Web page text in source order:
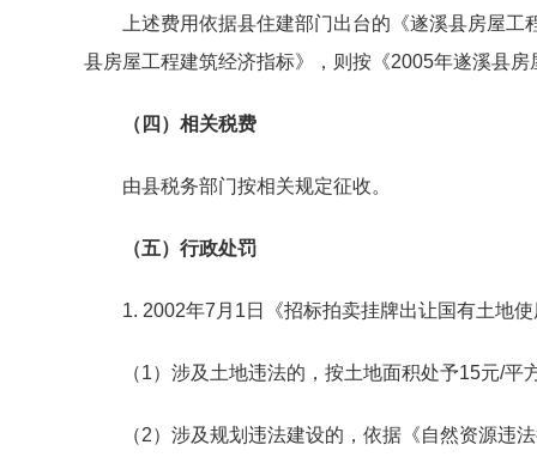
上述费用依据县住建部门出台的《遂溪县房屋工
县房屋工程建筑经济指标》，则按《2005年遂溪县
（四）相关税费
由县税务部门按相关规定征收。
（五）行政处罚
1. 2002年7月1日《招标拍卖挂牌出让国有土地使
（1）涉及土地违法的，按土地面积处予15元/平
（2）涉及规划违法建设的，依据《自然资源违法